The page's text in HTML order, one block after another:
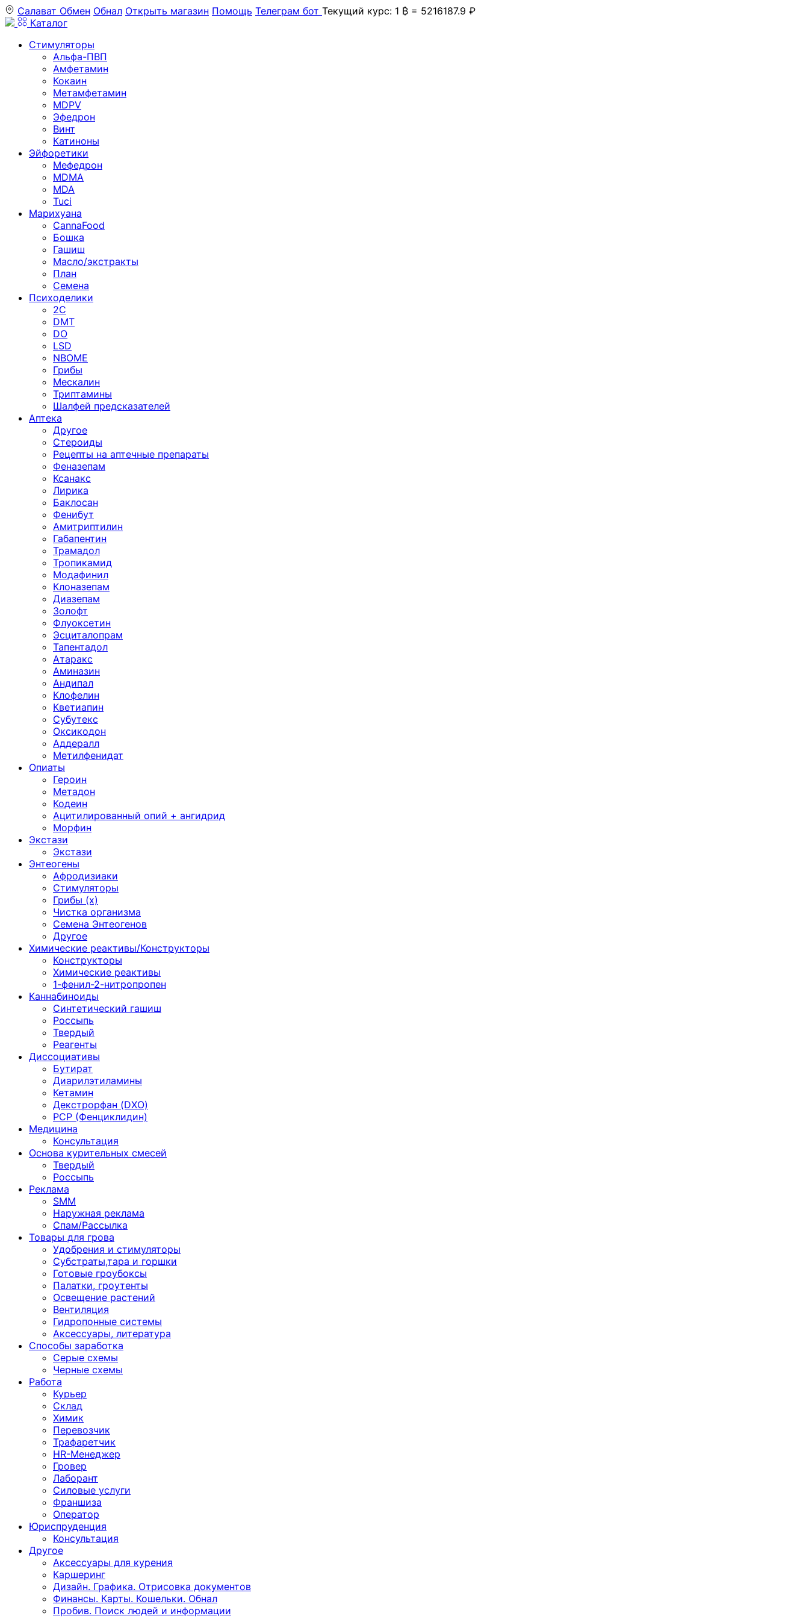
Салават Обмен Обнал Открыть магазин Помощь Телеграм бот Текущий курс: 1 ₿ = 5216187.9 ₽
Каталог
Стимуляторы
Альфа-ПВП
Амфетамин
Кокаин
Метамфетамин
MDPV
Эфедрон
Винт
Катиноны
Эйфоретики
Мефедрон
MDMA
MDA
Tuci
Марихуана
CannaFood
Бошка
Гашиш
Масло/экстракты
План
Семена
Психоделики
2C
DMT
DO
LSD
NBOME
Грибы
Мескалин
Триптамины
Шалфей предсказателей
Аптека
Другое
Стероиды
Рецепты на аптечные препараты
Феназепам
Ксанакс
Лирика
Баклосан
Фенибут
Амитриптилин
Габапентин
Трамадол
Тропикамид
Модафинил
Клоназепам
Диазепам
Золофт
Флуоксетин
Эсциталопрам
Тапентадол
Атаракс
Аминазин
Андипал
Клофелин
Кветиапин
Субутекс
Оксикодон
Аддералл
Метилфенидат
Опиаты
Героин
Метадон
Кодеин
Ацитилированный опий + ангидрид
Морфин
Экстази
Экстази
Энтеогены
Афродизиаки
Стимуляторы
Грибы (х)
Чистка организма
Семена Энтеогенов
Другое
Химические реактивы/Конструкторы
Конструкторы
Химические реактивы
1-фенил-2-нитропропен
Каннабиноиды
Синтетический гашиш
Россыпь
Твердый
Реагенты
Диссоциативы
Бутират
Диарилэтиламины
Кетамин
Декстрорфан (DXO)
PCP (Фенциклидин)
Медицина
Консультация
Основа курительных смесей
Твердый
Россыпь
Реклама
SMM
Наружная реклама
Спам/Рассылка
Товары для грова
Удобрения и стимуляторы
Субстраты,тара и горшки
Готовые гроубоксы
Палатки, гроутенты
Освещение растений
Вентиляция
Гидропонные системы
Аксессуары, литература
Способы заработка
Серые схемы
Черные схемы
Работа
Курьер
Склад
Химик
Перевозчик
Трафаретчик
HR-Менеджер
Гровер
Лаборант
Силовые услуги
Франшиза
Оператор
Юриспруденция
Консультация
Другoе
Аксессуары для курения
Каршеринг
Дизайн. Графика. Отрисовка документов
Финансы. Карты. Кошельки. Обнал
Пробив. Поиск людей и информации